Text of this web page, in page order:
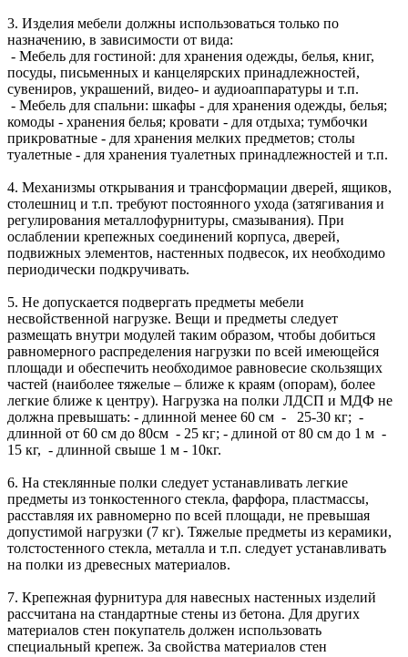
3. Изделия мебели должны использоваться только по
назначению, в зависимости от вида:
- Мебель для гостиной: для хранения одежды, белья, книг,
посуды, письменных и канцелярских принадлежностей,
сувениров, украшений, видео- и аудиоаппаратуры и т.п.
- Мебель для спальни: шкафы - для хранения одежды, белья;
комоды - хранения белья; кровати - для отдыха; тумбочки
прикроватные - для хранения мелких предметов; столы
туалетные - для хранения туалетных принадлежностей и т.п.
4. Механизмы открывания и трансформации дверей, ящиков,
столешниц и т.п. требуют постоянного ухода (затягивания и
регулирования металлофурнитуры, смазывания). При
ослаблении крепежных соединений корпуса, дверей,
подвижных элементов, настенных подвесок, их необходимо
периодически подкручивать.
5. Не допускается подвергать предметы мебели
несвойственной нагрузке. Вещи и предметы следует
размещать внутри модулей таким образом, чтобы добиться
равномерного распределения нагрузки по всей имеющейся
площади и обеспечить необходимое равновесие скользящих
частей (наиболее тяжелые – ближе к краям (опорам), более
легкие ближе к центру). Нагрузка на полки ЛДСП и МДФ не
должна превышать: - длинной менее 60 см - 25-30 кг; -
длинной от 60 см до 80см - 25 кг; - длиной от 80 см до 1 м -
15 кг, - длинной свыше 1 м - 10кг.
6. На стеклянные полки следует устанавливать легкие
предметы из тонкостенного стекла, фарфора, пластмассы,
расставляя их равномерно по всей площади, не превышая
допустимой нагрузки (7 кг). Тяжелые предметы из керамики,
толстостенного стекла, металла и т.п. следует устанавливать
на полки из древесных материалов.
7. Крепежная фурнитура для навесных настенных изделий
рассчитана на стандартные стены из бетона. Для других
материалов стен покупатель должен использовать
специальный крепеж. За свойства материалов стен